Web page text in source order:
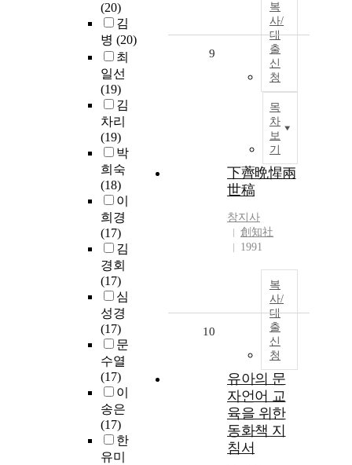
(20)
김
병 (20)
최
일선
(19)
김
차리
(19)
박
희숙
(18)
이
희경
(17)
김
경회
(17)
심
성경
(17)
문
수열
(17)
이
송은
(17)
한
유미
복
사/
대
출
신
청
목
차
보
기
9
下薺晩惺兩
世稿
창지사
創知社
1991
복
사/
대
출
신
청
10
유아의 문
자언어 교
육을 위한
동화책 지
침서